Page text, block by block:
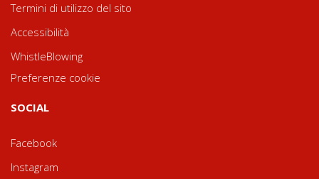
Termini di utilizzo del sito
Accessibilità
WhistleBlowing
Preferenze cookie
SOCIAL
Facebook
Instagram